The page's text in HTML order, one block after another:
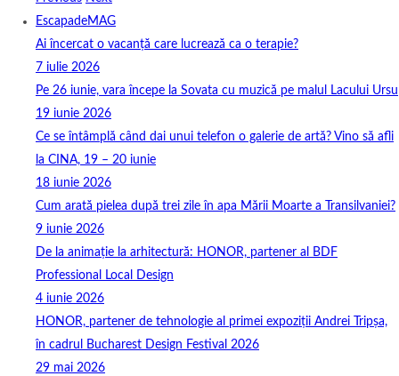
EscapadeMAG
Ai încercat o vacanță care lucrează ca o terapie?
7 iulie 2026
Pe 26 iunie, vara începe la Sovata cu muzică pe malul Lacului Ursu
19 iunie 2026
Ce se întâmplă când dai unui telefon o galerie de artă? Vino să afli
la CINA, 19 – 20 iunie
18 iunie 2026
Cum arată pielea după trei zile în apa Mării Moarte a Transilvaniei?
9 iunie 2026
De la animație la arhitectură: HONOR, partener al BDF
Professional Local Design
4 iunie 2026
HONOR, partener de tehnologie al primei expoziții Andrei Tripșa,
în cadrul Bucharest Design Festival 2026
29 mai 2026